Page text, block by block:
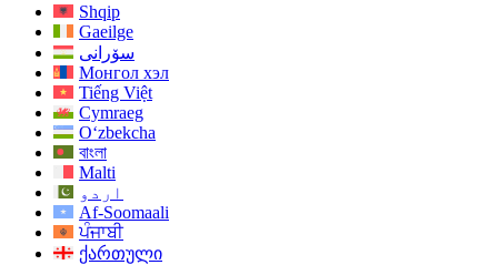
Shqip
Gaeilge
سۆرانی
Монгол хэл
Tiếng Việt
Cymraeg
O‘zbekcha
বাংলা
Malti
اردو
Af-Soomaali
ਪੰਜਾਬੀ
ქართული